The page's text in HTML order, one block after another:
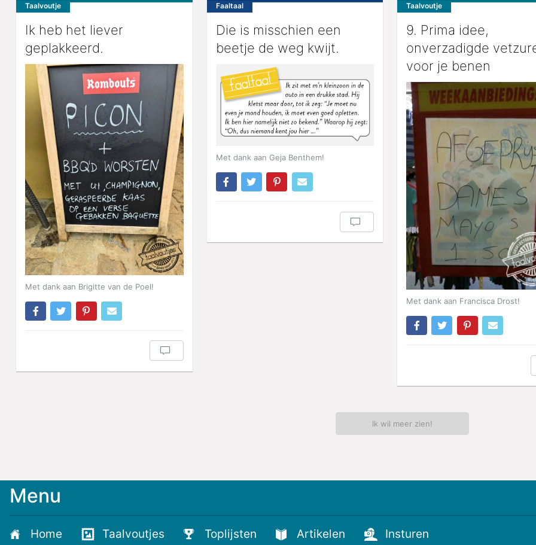
Taalvoutje
Ik heb het liever
geplakkeerd.
Met dank aan Brigitte van de Poel!
Faaltaal
Die is misschien een
beetje de weg kwijt.
Met dank aan Geja Benthem!
Taalvoutje
9. Prima idee,
onverzadigde
voor je benen
Met dank aan Francisca Drost!
Ik wil meer zien!
Meld
voor
Menu
Home Taalvoutjes Toplijsten Artikelen Insturen